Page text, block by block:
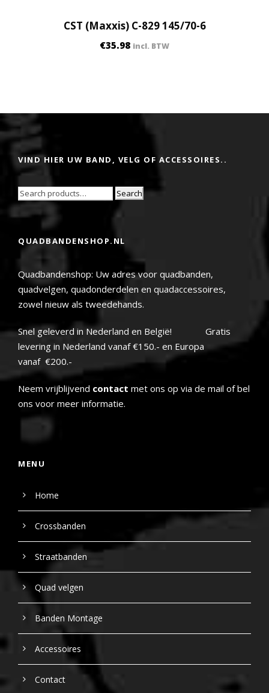
CST (Maxxis) C-829 145/70-6
€35.98 incl. BTW
VIND HIER UW BAND, VELG OF ACCESSOIRES..
Search
QUADBANDENSHOP.NL
Quadbandenshop: Uw adres voor quadbanden,
quadvelgen, quadonderdelen en quadaccessoires,
zowel nieuw als tweedehands.
Snel geleverd in Nederland en België! Gratis
levering in Nederland vanaf €150.- en Europa
vanaf €200.-
Neem vrijblijvend contact met ons op via de mail of bel
ons voor meer informatie.
MENU
Home
Crossbanden
Straatbanden
Quad velgen
Banden Montage
Accessoires
Contact